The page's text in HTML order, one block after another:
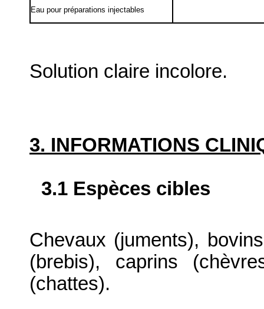
Eau pour préparations injectables
Solution claire incolore.
3. INFORMATIONS
3.1 Espèces cibles
Chevaux (juments),
(brebis), caprins
(chattes).